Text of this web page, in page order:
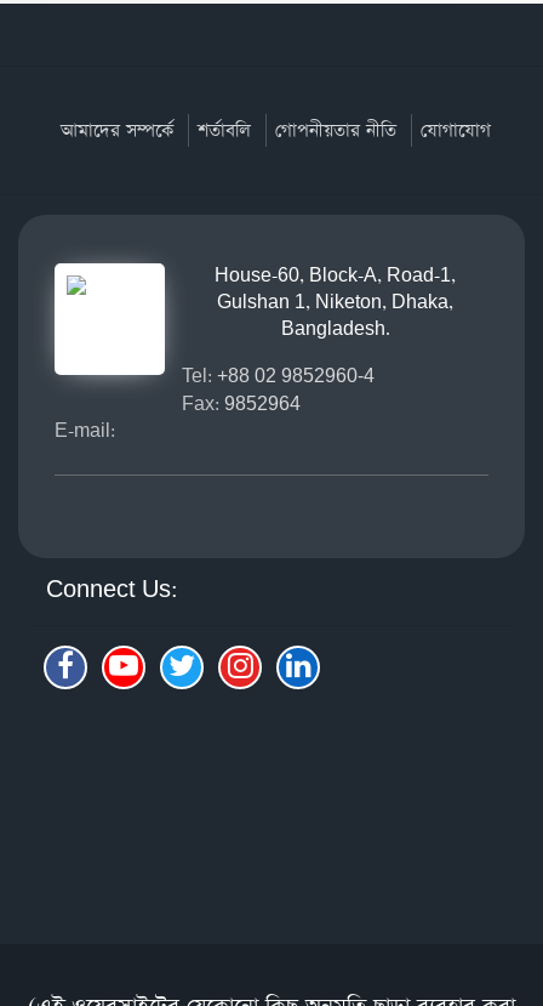
আমাদের সম্পর্কে শর্তাবলি গোপনীয়তার নীতি যোগাযোগ
House-60, Block-A, Road-1,
Gulshan 1, Niketon, Dhaka,
Bangladesh.
Tel: +88 02 9852960-4
Fax: 9852964
E-mail:
Connect Us: